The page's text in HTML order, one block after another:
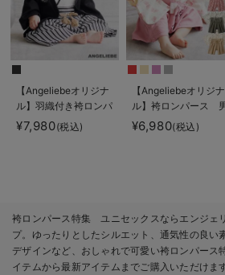
【Angeliebeオリジナ
ル】羽織付き袴ロンパ
ース 男の子
¥7,980(税込)
【Angeliebeオリジナ
ル】袴ロンパース
の子 女の子
¥6,980(税込)
袴ロンパース特集 ユニセックスならエンジェ
プ。ゆったりとしたシルエット、通気性の良い
デザインなど、おしゃれで可愛い袴ロンパー
イテムから最新アイテムまでご購入いただけま